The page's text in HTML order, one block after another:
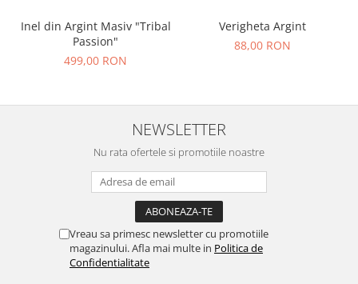
Inel din Argint Masiv "Tribal
Passion"
499,00 RON
Verigheta Argint
88,00 RON
NEWSLETTER
Nu rata ofertele si promotiile noastre
Vreau sa primesc newsletter cu promotiile
magazinului. Afla mai multe in Politica de
Confidentialitate